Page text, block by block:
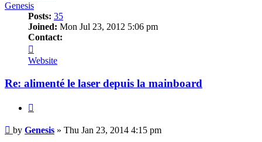
Genesis
Posts: 35
Joined: Mon Jul 23, 2012 5:06 pm
Contact:
Genesis
Website
Re: alimenté le laser depuis la mainboard
Post
by Genesis » Thu Jan 23, 2014 4:15 pm